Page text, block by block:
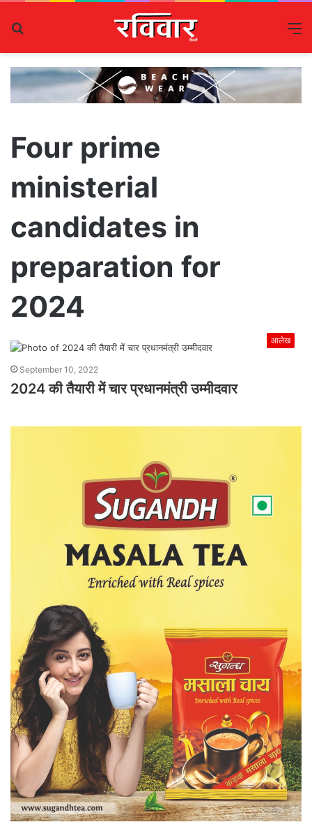
Four prime
ministerial
candidates in
preparation for
2024
आलेख
September 10, 2022
2024 की तैयारी में चार प्रधानमंत्री उम्मीदवार